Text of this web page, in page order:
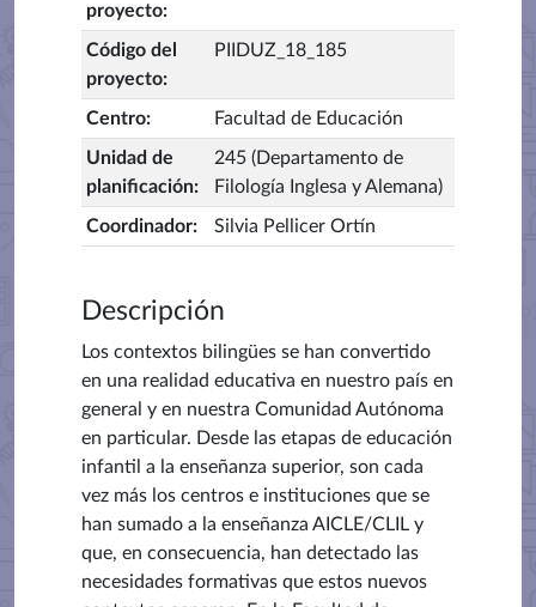
proyecto:
Código del
proyecto:
PIIDUZ_18_185
Centro: Facultad de Educación
Unidad de
planificación:
245 (Departamento de
Filología Inglesa y Alemana)
Coordinador: Silvia Pellicer Ortín
Descripción
Los contextos bilingües se han convertido
en una realidad educativa en nuestro país en
general y en nuestra Comunidad Autónoma
en particular. Desde las etapas de educación
infantil a la enseñanza superior, son cada
vez más los centros e instituciones que se
han sumado a la enseñanza AICLE/CLIL y
que, en consecuencia, han detectado las
necesidades formativas que estos nuevos